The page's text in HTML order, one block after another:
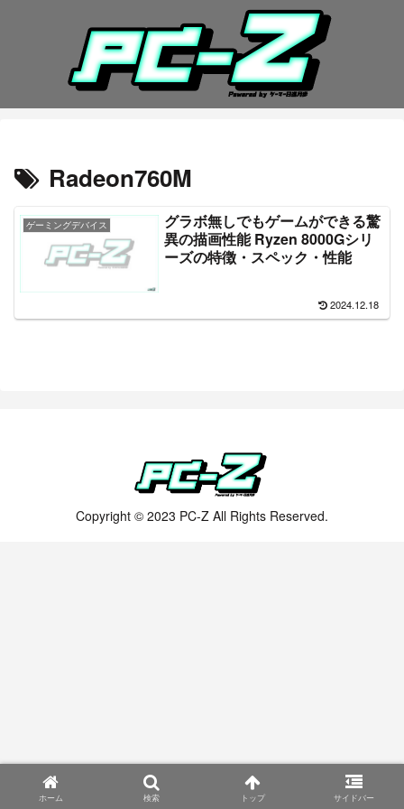
Radeon760M
ゲーミングデバイス
グラボ無しでもゲームができる驚
異の描画性能 Ryzen 8000Gシリ
ーズの特徴・スペック・性能
2024.12.18
Copyright © 2023 PC-Z All Rights Reserved.
ホーム 検索 トップ サイドバー